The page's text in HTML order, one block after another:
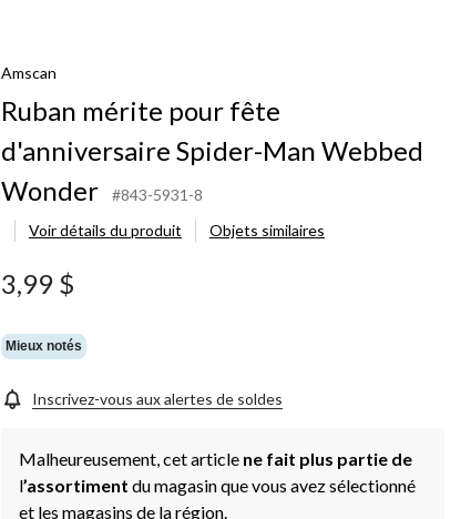
Amscan
Ruban mérite pour fête
d'anniversaire Spider-Man Webbed
Wonder
#843-5931-8
Voir détails du produit
Objets similaires
3,99 $
Mieux notés
Inscrivez-vous aux alertes de soldes
Malheureusement, cet article ne fait plus partie de
l’assortiment du magasin que vous avez sélectionné
et les magasins de la région.